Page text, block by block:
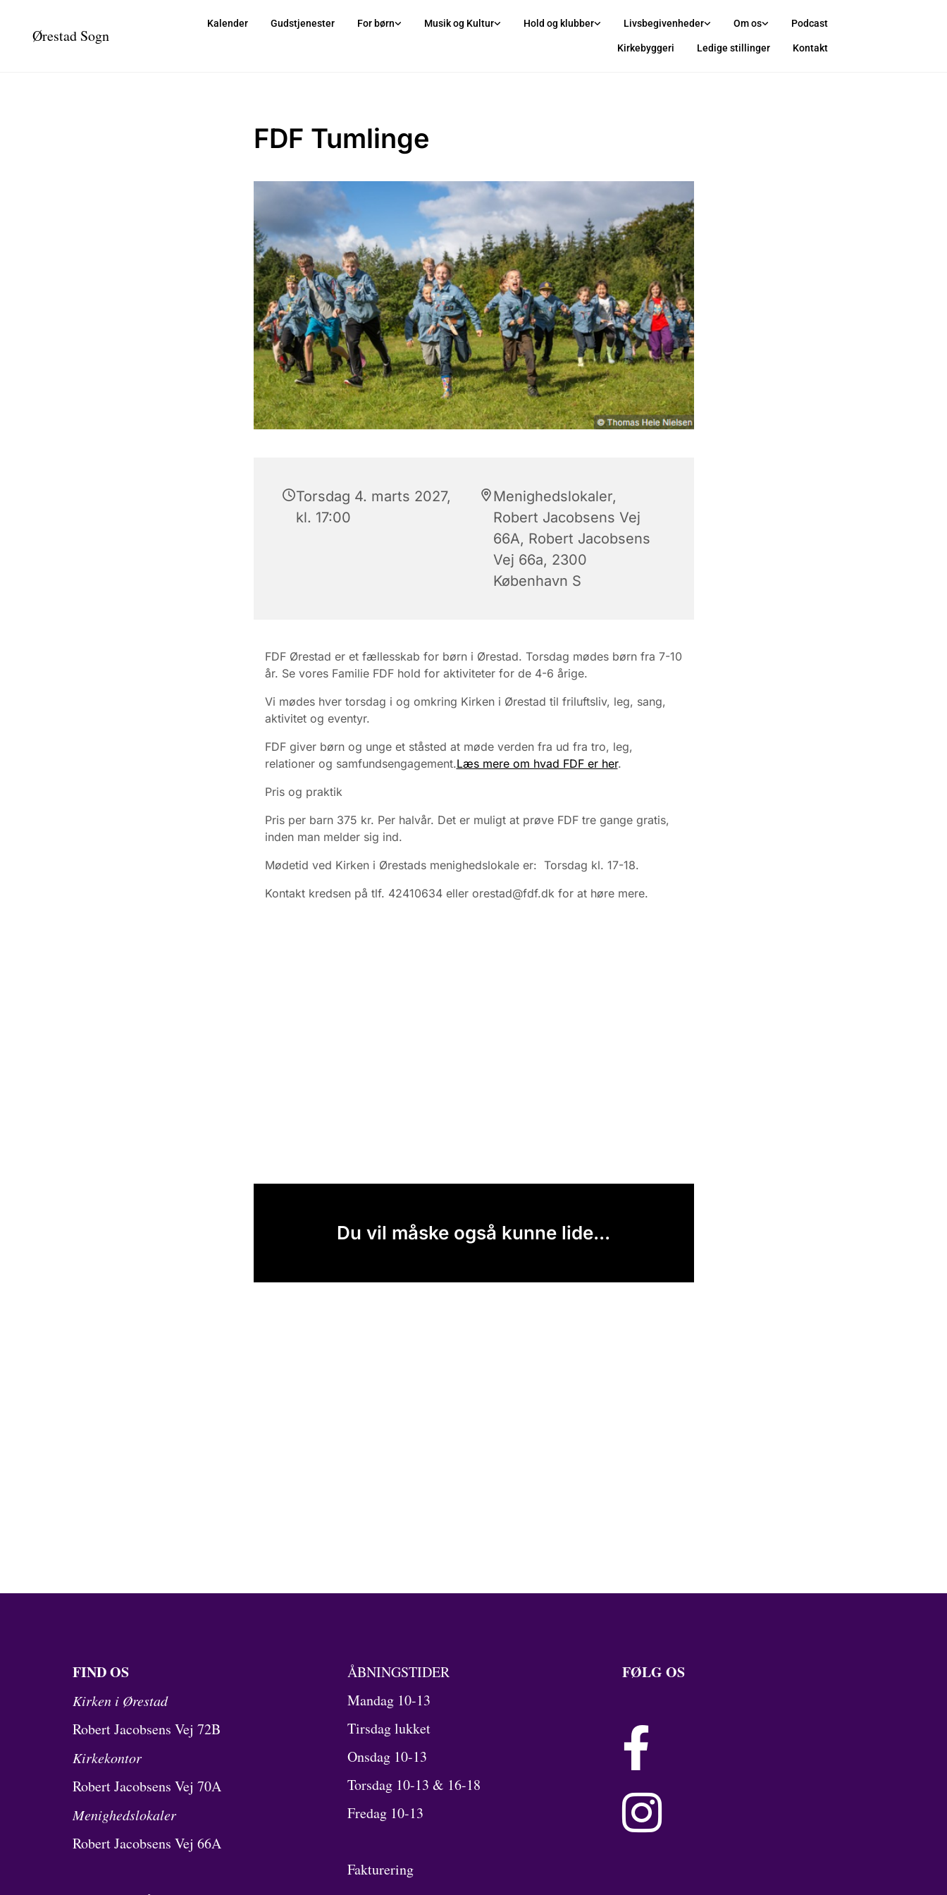
Ørestad Sogn
Kalender Gudstjenester For børn Musik og Kultur Hold og klubber Livsbegivenheder Om os Podcast
Kirkebyggeri Ledige stillinger Kontakt
FDF Tumlinge
Torsdag 4. marts 2027,
kl. 17:00
Menighedslokaler,
Robert Jacobsens Vej
66A, Robert Jacobsens
Vej 66a, 2300
København S
FDF Ørestad er et fællesskab for børn i Ørestad. Torsdag mødes børn fra 7-10
år. Se vores Familie FDF hold for aktiviteter for de 4-6 årige.
Vi mødes hver torsdag i og omkring Kirken i Ørestad til friluftsliv, leg, sang,
aktivitet og eventyr.
FDF giver børn og unge et ståsted at møde verden fra ud fra tro, leg,
relationer og samfundsengagement.Læs mere om hvad FDF er her.
Pris og praktik
Pris per barn 375 kr. Per halvår. Det er muligt at prøve FDF tre gange gratis,
inden man melder sig ind.
Mødetid ved Kirken i Ørestads menighedslokale er: Torsdag kl. 17-18.
Kontakt kredsen på tlf. 42410634 eller orestad@fdf.dk for at høre mere.
Du vil måske også kunne lide...
FIND OS
Kirken i Ørestad
Robert Jacobsens Vej 72B
Kirkekontor
Robert Jacobsens Vej 70A
Menighedslokaler
Robert Jacobsens Vej 66A
ÅBNINGSTIDER
Mandag 10-13
Tirsdag lukket
Onsdag 10-13
Torsdag 10-13 & 16-18
Fredag 10-13
Fakturering
FØLG OS

